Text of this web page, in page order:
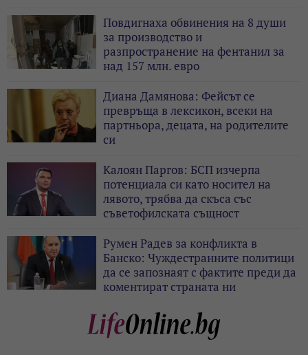
Повдигнаха обвинения на 8 души
за производство и
разпространение на фентанил за
над 157 млн. евро
Диана Дамянова: Фейсът се
превръща в лексикон, всеки на
партньора, децата, на родителите
си
Калоян Паргов: БСП изчерпа
потенциала си като носител на
лявото, трябва да скъса със
съветофилската същност
Румен Радев за конфликта в
Банско: Чуждестранните политици
да се запознаят с фактите преди да
коментират страната ни